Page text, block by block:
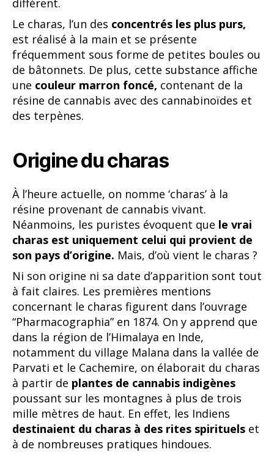
Le charas, l’un des concentrés les plus purs,
est réalisé à la main et se présente
fréquemment sous forme de petites boules ou
de bâtonnets. De plus, cette substance affiche
une couleur marron foncé, contenant de la
résine de cannabis avec des cannabinoïdes et
des terpènes.
Origine du charas
À l’heure actuelle, on nomme ‘charas’ à la
résine provenant de cannabis vivant.
Néanmoins, les puristes évoquent que le vrai
charas est uniquement celui qui provient de
son pays d’origine. Mais, d’où vient le charas ?
Ni son origine ni sa date d’apparition sont tout
à fait claires. Les premières mentions
concernant le charas figurent dans l’ouvrage
“Pharmacographia” en 1874. On y apprend que
dans la région de l’Himalaya en Inde,
notamment du village Malana dans la vallée de
Parvati et le Cachemire, on élaborait du charas
à partir de plantes de cannabis indigènes
poussant sur les montagnes à plus de trois
mille mètres de haut. En effet, les Indiens
destinaient du charas à des rites spirituels et
à de nombreuses pratiques hindoues.